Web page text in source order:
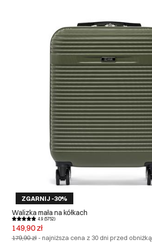
ZGARNIJ -30%
Walizka mała na kółkach
4.9 (5752)
149,90 zł
179,90 zł -najniższa cena z 30 dni przed obniżką